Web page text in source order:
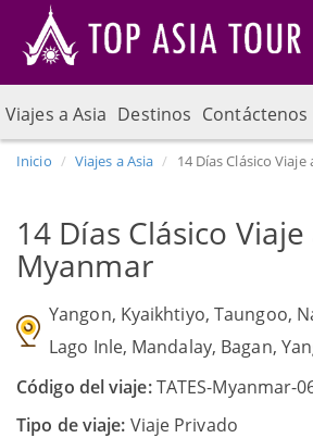
Viajes a Asia Destinos Contáctenos
Inicio Viajes a Asia 14 Días Clásico
14 Días Clásico Viaje
Myanmar
Yangon, Kyaikhtiyo, Taungoo,
Lago Inle, Mandalay, Bagan,
Código del viaje:TATES-Myanmar-
Tipo de viaje: Viaje Privado